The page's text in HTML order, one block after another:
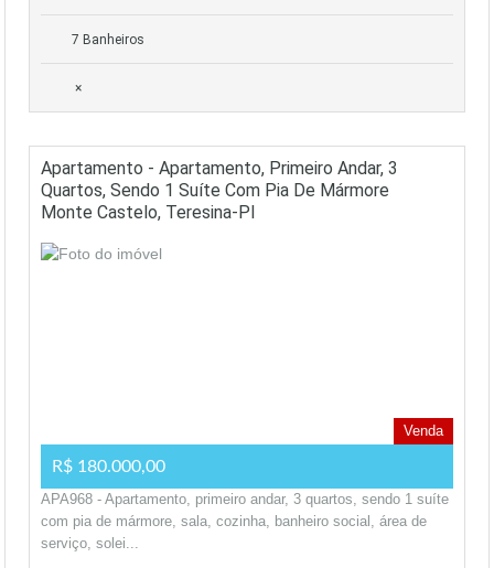
7 Banheiros
×
Apartamento - Apartamento, Primeiro Andar, 3
Quartos, Sendo 1 Suíte Com Pia De Mármore
Monte Castelo, Teresina-PI
Venda
R$ 180.000,00
APA968 - Apartamento, primeiro andar, 3 quartos, sendo 1 suíte
com pia de mármore, sala, cozinha, banheiro social, área de
serviço, solei...